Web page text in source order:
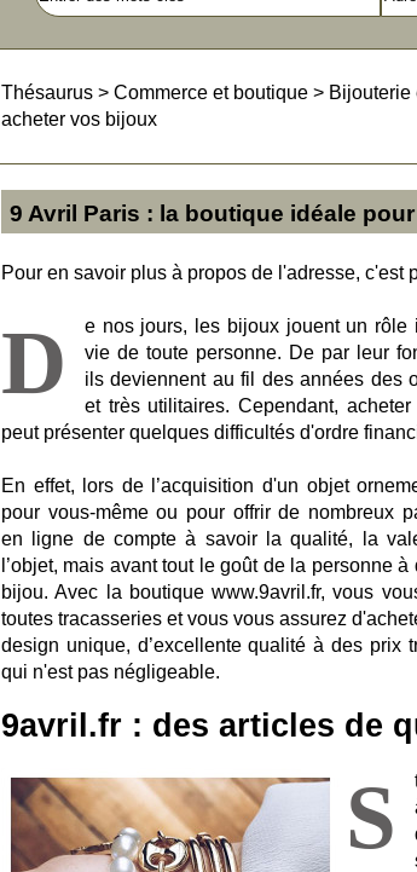
Thésaurus > Commerce et boutique > Bijouterie
acheter vos bijoux
9 Avril Paris : la boutique idéale
Pour en savoir plus à propos de l'adresse, c'est
D
e nos jours, les bijoux jouent un rôle
vie de toute personne. De par leur
ils deviennent au fil des années des
et très utilitaires. Cependant,
peut présenter quelques difficultés d'ordre
En effet, lors de l’acquisition d'un objet
pour vous-même ou pour offrir de nombreux
en ligne de compte à savoir la qualité, la
l’objet, mais avant tout le goût de la personne
bijou. Avec la boutique www.9avril.fr, vous
toutes tracasseries et vous vous assurez
design unique, d’excellente qualité à des prix
qui n'est pas négligeable.
9avril.fr : des articles de
S